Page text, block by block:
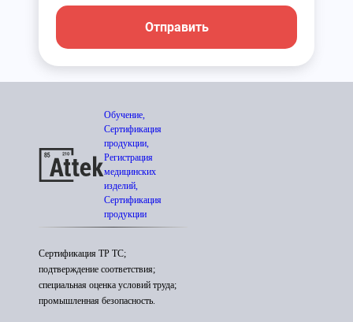
Отправить
Обучение,
Сертификация
продукции,
Регистрация
медицинских
изделий,
Сертификация
продукции
Сертификация ТР ТС;
подтверждение соответствия;
специальная оценка условий труда;
промышленная безопасность.